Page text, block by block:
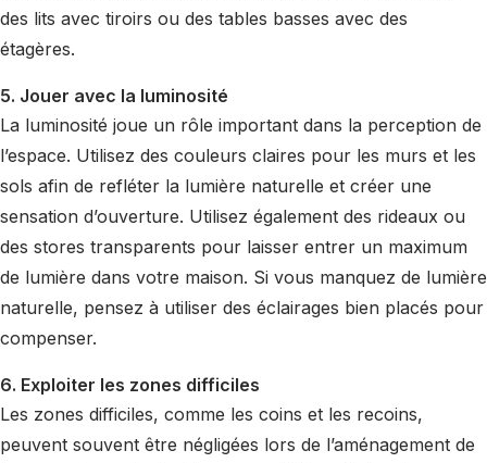
des lits avec tiroirs ou des tables basses avec des
étagères.
5. Jouer avec la luminosité
La luminosité joue un rôle important dans la perception de
l’espace. Utilisez des couleurs claires pour les murs et les
sols afin de refléter la lumière naturelle et créer une
sensation d’ouverture. Utilisez également des rideaux ou
des stores transparents pour laisser entrer un maximum
de lumière dans votre maison. Si vous manquez de lumière
naturelle, pensez à utiliser des éclairages bien placés pour
compenser.
6. Exploiter les zones difficiles
Les zones difficiles, comme les coins et les recoins,
peuvent souvent être négligées lors de l’aménagement de